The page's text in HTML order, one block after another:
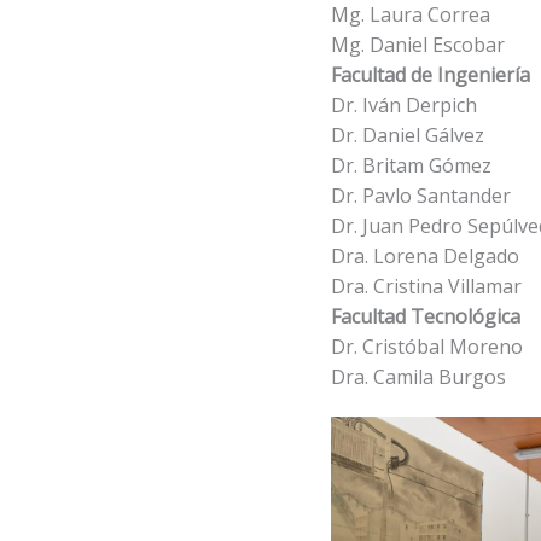
Mg. Laura Correa
Mg. Daniel Escobar
Facultad de Ingeniería
Dr. Iván Derpich
Dr. Daniel Gálvez
Dr. Britam Gómez
Dr. Pavlo Santander
Dr. Juan Pedro
Dra. Lorena Delgado
Dra. Cristina Villamar
Facultad Tecnológica
Dr. Cristóbal Moreno
Dra. Camila Burgos